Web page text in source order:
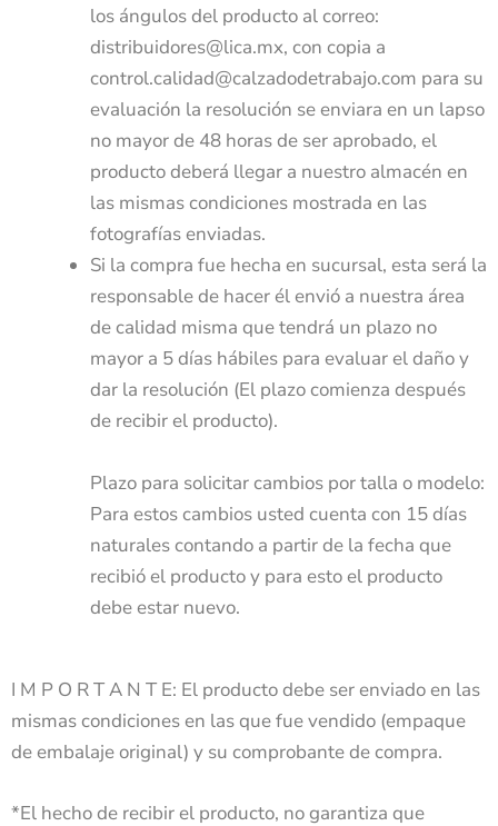
los ángulos del producto al correo:
distribuidores@lica.mx, con copia a
control.calidad@calzadodetrabajo.com para su
evaluación la resolución se enviara en un lapso
no mayor de 48 horas de ser aprobado, el
producto deberá llegar a nuestro almacén en
las mismas condiciones mostrada en las
fotografías enviadas.
Si la compra fue hecha en sucursal, esta será la
responsable de hacer él envió a nuestra área
de calidad misma que tendrá un plazo no
mayor a 5 días hábiles para evaluar el daño y
dar la resolución (El plazo comienza después
de recibir el producto).
Plazo para solicitar cambios por talla o modelo:
Para estos cambios usted cuenta con 15 días
naturales contando a partir de la fecha que
recibió el producto y para esto el producto
debe estar nuevo.
I M P O R T A N T E: El producto debe ser enviado en las
mismas condiciones en las que fue vendido (empaque
de embalaje original) y su comprobante de compra.
*El hecho de recibir el producto, no garantiza que